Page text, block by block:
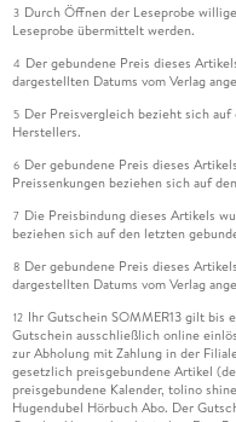
3 Durch Öffnen der Leseprobe
Leseprobe übermittelt werden.
4 Der gebundene Preis dieses
dargestellten Datums vom Verlag
5 Der Preisvergleich bezieht sich
Herstellers.
6 Der gebundene Preis dieses
Preissenkungen beziehen sich auf
7 Die Preisbindung dieses Artikels
beziehen sich auf den letzten
8 Der gebundene Preis dieses
dargestellten Datums vom Verlag
12 Ihr Gutschein SOMMER13 gilt bis
Gutschein ausschließlich online
zur Abholung mit Zahlung in der
gesetzlich preisgebundene Artikel
preisgebundene Kalender, tolino
Hugendubel Hörbuch Abo. Der